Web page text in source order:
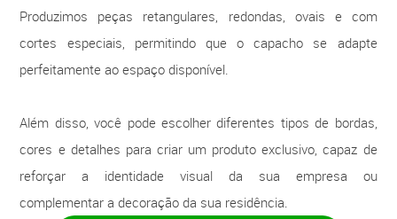
Produzimos peças retangulares, redondas, ovais e com
cortes especiais, permitindo que o capacho se adapte
perfeitamente ao espaço disponível.
Além disso, você pode escolher diferentes tipos de bordas,
cores e detalhes para criar um produto exclusivo, capaz de
reforçar a identidade visual da sua empresa ou
complementar a decoração da sua residência.